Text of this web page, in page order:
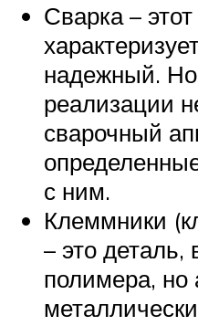
Сварка –
надежный.
реализации
сварочный
с ним.
Клеммники
– это деталь,
полимера, но